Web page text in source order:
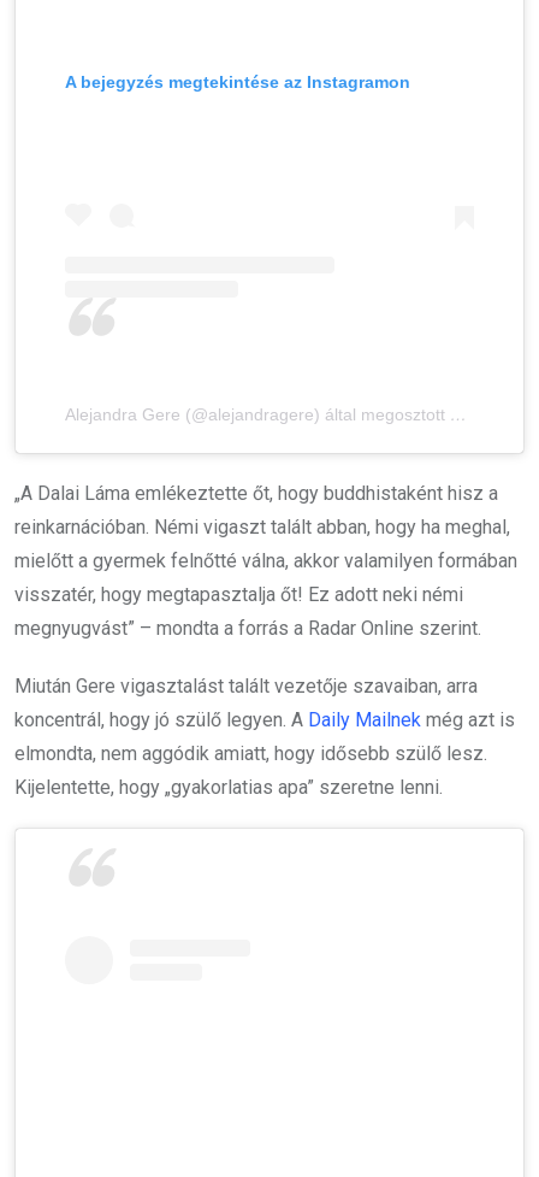
A bejegyzés megtekintése az Instagramon
Alejandra Gere (@alejandragere) által megosztott bejegyzés
„A Dalai Láma emlékeztette őt, hogy buddhistaként hisz a
reinkarnációban. Némi vigaszt talált abban, hogy ha meghal,
mielőtt a gyermek felnőtté válna, akkor valamilyen formában
visszatér, hogy megtapasztalja őt! Ez adott neki némi
megnyugvást” – mondta a forrás a Radar Online szerint.
Miután Gere vigasztalást talált vezetője szavaiban, arra
koncentrál, hogy jó szülő legyen. A Daily Mailnek még azt is
elmondta, nem aggódik amiatt, hogy idősebb szülő lesz.
Kijelentette, hogy „gyakorlatias apa” szeretne lenni.